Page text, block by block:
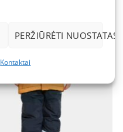
PERŽIŪRĖTI NUOSTATAS
Kontaktai